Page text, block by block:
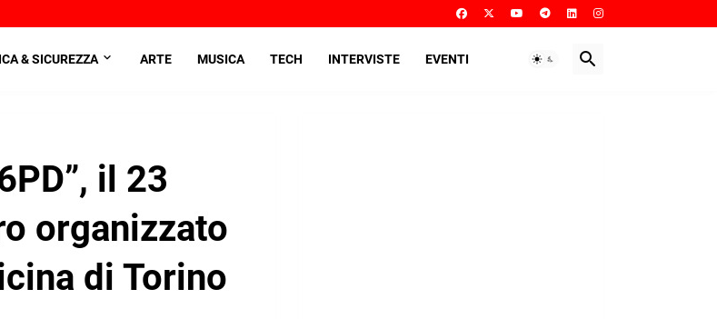
& SICUREZZA ARTE MUSICA TECH INTERVISTE EVENTI
il 23
organizzato
di Torino